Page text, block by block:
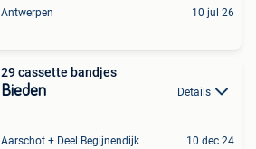
Antwerpen 10 jul 26
29 cassette bandjes
Bieden Details
Aarschot + Deel Begijnendijk 10 dec 24